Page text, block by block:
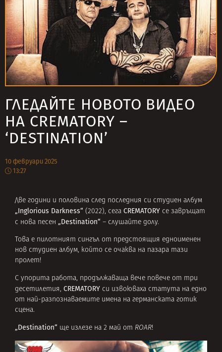
ГЛЕДАЙТЕ НОВОТО ВИДЕО
НА CREMATORY –
‘DESTINATION’
10 февруари 2025
13:27
Две години и половина след последния си студиен албум
„Inglorious Darkness“ (2022), сега CREMATORY се завръщат
с нова песен „Destination“ – слушайте долу.
Това е пилотният сингъл от предстоящия едноименен
нов студиен албум, който се очаква на пазара тази
пролет!
С упорита работа, продължаваща вече повече от три
десетилетия, CREMATORY си извоюваха статута на едно
от най-разпознаваемите имена на германската готик
сцена.
„Destination“ ще излезе на 2 май от ROAR!